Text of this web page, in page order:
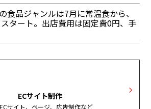
食品ジャンルは7月に常温食から、
タート。出店費用は固定費0円、手
ECサイト制作
サイト、ページ、広告制作など